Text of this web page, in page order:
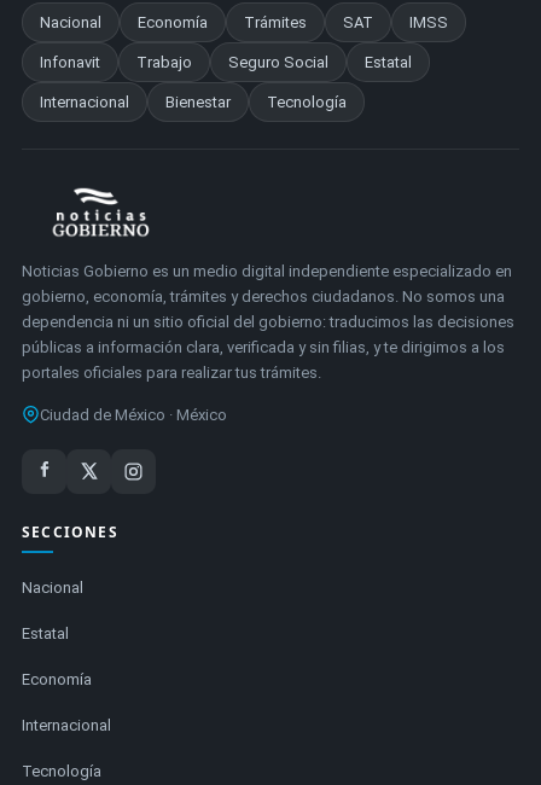
Nacional
Economía Trámites SAT IMSS
Infonavit Trabajo Seguro Social Estatal
Internacional Bienestar Tecnología
Noticias Gobierno es un medio digital independiente especializado en
gobierno, economía, trámites y derechos ciudadanos. No somos una
dependencia ni un sitio oficial del gobierno: traducimos las decisiones
públicas a información clara, verificada y sin filias, y te dirigimos a los
portales oficiales para realizar tus trámites.
Ciudad de México · México
SECCIONES
Nacional
Estatal
Economía
Internacional
Tecnología